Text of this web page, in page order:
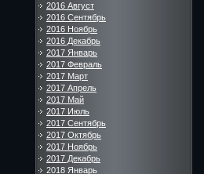
2016 Август
2016 Сентябрь
2016 Ноябрь
2016 Декабрь
2017 Январь
2017 Февраль
2017 Март
2017 Апрель
2017 Май
2017 Июль
2017 Сентябрь
2017 Октябрь
2017 Ноябрь
2017 Декабрь
2018 Январь